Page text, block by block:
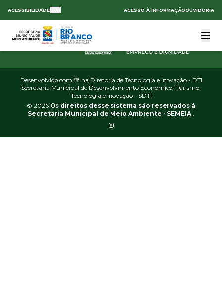
ACESSIBILIDADE ACESSO À INFORMAÇÃOOUVIDORIA
Desenvolvido com 💚 na Diretoria de Tecnologia e Inovação - DTI
Secretaria Municipal de Desenvolvimento Econômico, Turismo,
Tecnologia e Inovação - SDTI
© 2026 Os direitos desse sistema são reservados à
Secretaria Municipal de Meio Ambiente - SEMEIA.